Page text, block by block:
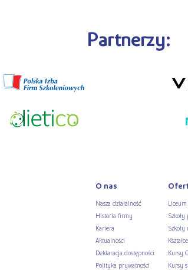
Partnerzy:
O nas
Nasza działalność
Historia firmy
Kariera
Aktualności
Deklaracja dostępności
Polityka prywatności
Liceum
Kursy
Kursy